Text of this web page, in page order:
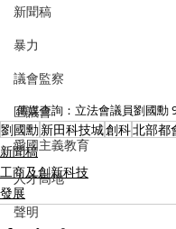
新聞稿
暴力
議會監察
區議會
愛國主義教育
人才高地
聲明
傳媒查詢：立法會議員劉國勳
劉國勳新田科技城創科北部都
新聞稿
工商及創新科技
發展